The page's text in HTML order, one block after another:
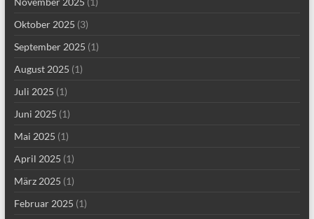
Oktober 2025 (3)
September 2025 (1)
August 2025 (1)
Juli 2025 (1)
Juni 2025 (1)
Mai 2025 (1)
April 2025 (1)
März 2025 (1)
Februar 2025 (1)